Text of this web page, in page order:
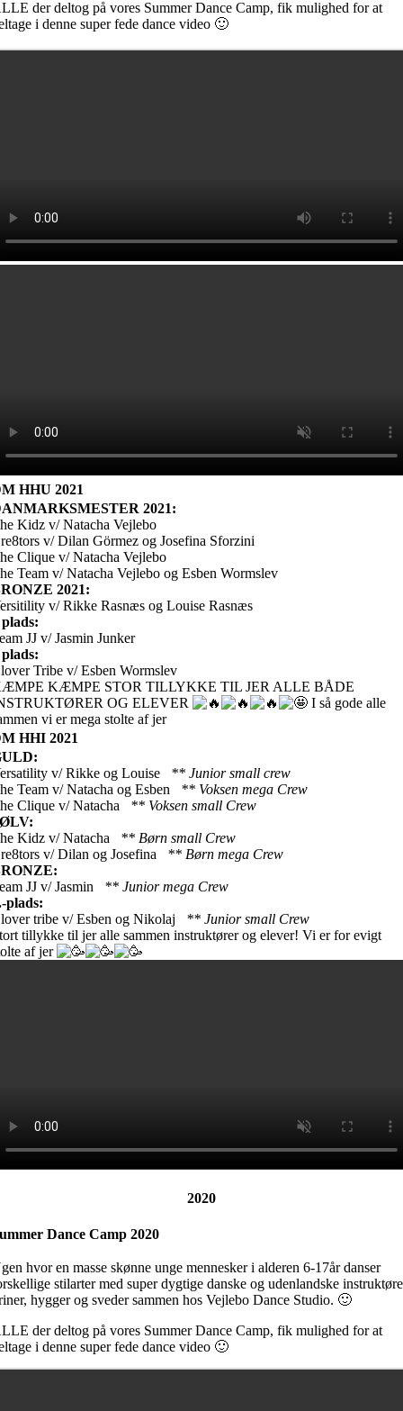
der deltog på vores Summer Dance Camp, fik mulighed for at
i denne super fede dance video 🙂
HHU 2021
2021:
Kidz v/ Natacha Vejlebo
v/ Dilan Görmez og Josefina Sforzini
Clique v/ Natacha Vejlebo
Team v/ Natacha Vejlebo og Esben Wormslev
2021:
v/ Rikke Rasnæs og Louise Rasnæs
JJ v/ Jasmin Junker
Tribe v/ Esben Wormslev
KÆMPE STOR TILLYKKE TIL JER ALLE BÅDE
OG ELEVER
I så gode alle
vi er mega stolte af jer
HHI 2021
v/ Rikke og Louise ** Junior small crew
Team v/ Natacha og Esben ** Voksen mega Crew
Clique v/ Natacha ** Voksen small Crew
Kidz v/ Natacha ** Børn small Crew
v/ Dilan og Josefina ** Børn mega Crew
JJ v/ Jasmin ** Junior mega Crew
plads:
tribe v/ Esben og Nikolaj ** Junior small Crew
tillykke til jer alle sammen instruktører og elever! Vi er for evigt
af jer
2020
Dance Camp 2020
hvor en masse skønne unge mennesker i alderen 6-17år danser
stilarter med super dygtige danske og udenlandske
hygger og sveder sammen hos Vejlebo Dance Studio. 🙂
der deltog på vores Summer Dance Camp, fik mulighed for at
i denne super fede dance video 🙂